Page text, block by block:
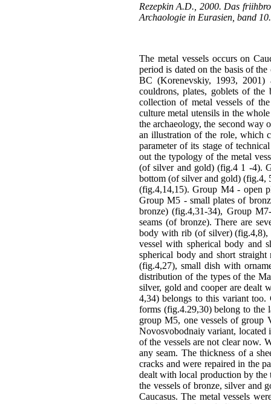
Rezepkin A.D., 2000. Das
Archaologie in Eurasien, band
The metal vessels occurs on
period is dated on the basis of
BC (Korenevskiy, 1993, 2001)
couldrons, plates, goblets of
collection of metal vessels of
culture metal utensils in the
the archaeology, the second way
an illustration of the role, which
parameter of its stage of
out the typology of the metal
(of silver and gold) (fig.4 1 -4).
bottom (of silver and gold) (fig.4,
(fig.4,14,15). Group M4 - open
Group M5 - small plates of
bronze) (fig.4,31-34), Group
seams (of bronze). There are
body with rib (of silver) (fig.4,8),
vessel with spherical body and
spherical body and short
(fig.4,27), small dish with
distribution of the types of the
silver, gold and cooper are dealt
4,34) belongs to this variant
forms (fig.4.29,30) belong to the
group M5, one vessels of group
Novosvobodnaiy variant,
of the vessels are not clear now.
any seam. The thickness of a
cracks and were repaired in the
dealt with local production by
the vessels of bronze, silver and
Caucasus. The metal vessels